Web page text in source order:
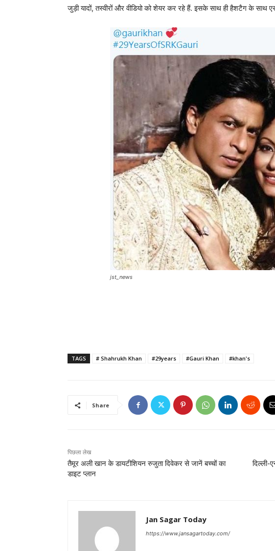
जुड़ी यादों, तस्वीरों और वीडियो को शेयर कर रहे हैं. इसके साथ ही हैशटैग के
jst_news
TAGS # Shahrukh Khan #29years #Gauri Khan #khan's
Share
पिछला लेख
तैमूर अली खान के डायटीशियन रुजुता दिवेकर से जानें बच्चों का
डाइट प्लान
दिल्ली-
Jan Sagar Today
https://www.jansagartoday.com/